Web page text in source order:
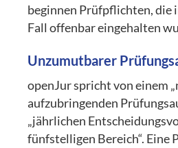
beginnen Prüfpflichten, die
Fall offenbar eingehalten
Unzumutbarer
openJur spricht von einem
aufzubringenden
„jährlichen
fünfstelligen Bereich“. Eine